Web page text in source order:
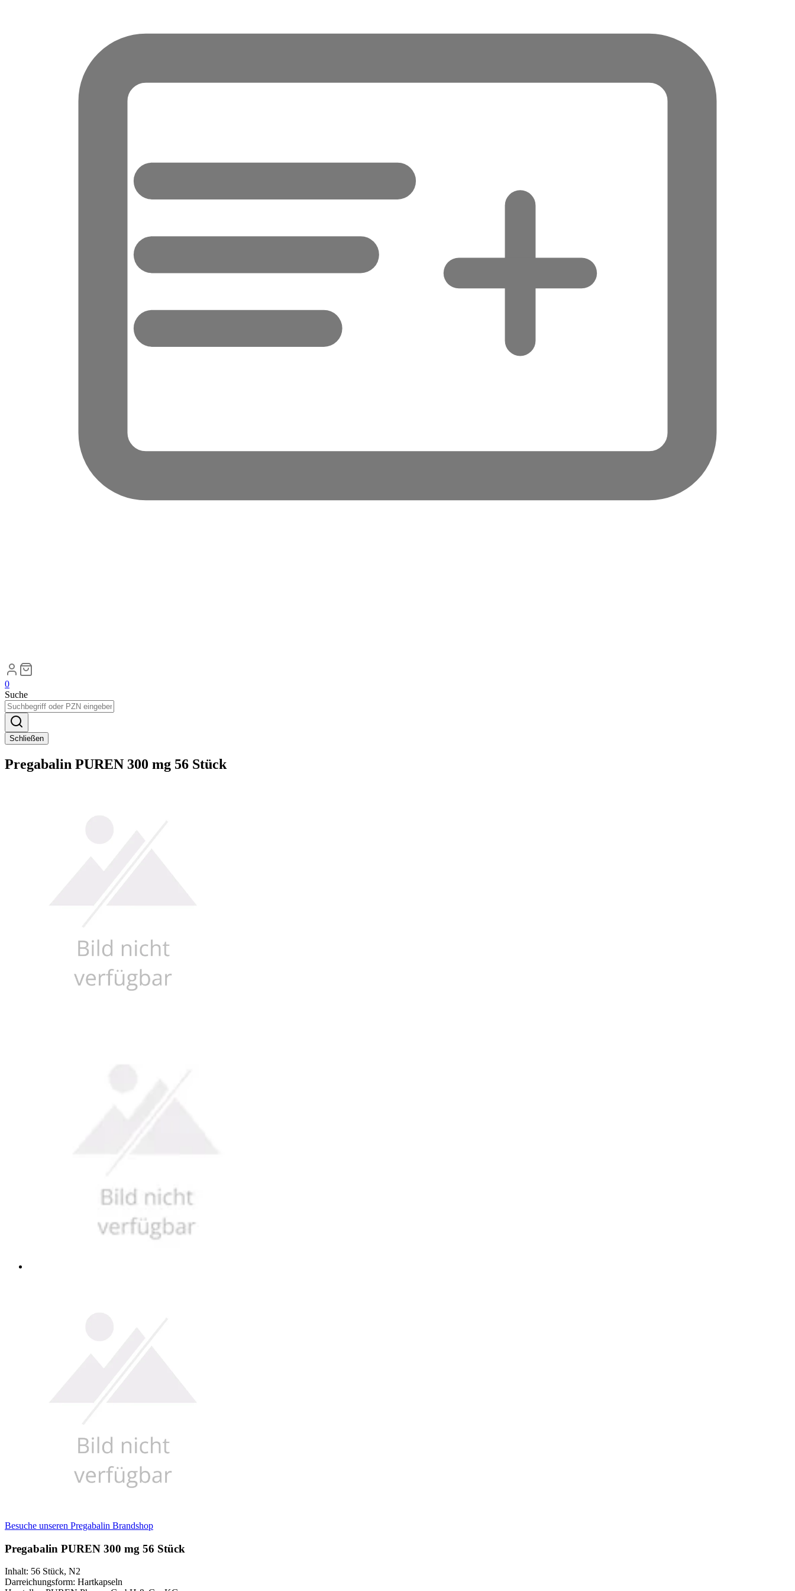
0
Suche
Schließen
Pregabalin PUREN 300 mg 56 Stück
Besuche unseren Pregabalin Brandshop
Pregabalin PUREN 300 mg 56 Stück
Inhalt: 56 Stück, N2
Darreichungsform: Hartkapseln